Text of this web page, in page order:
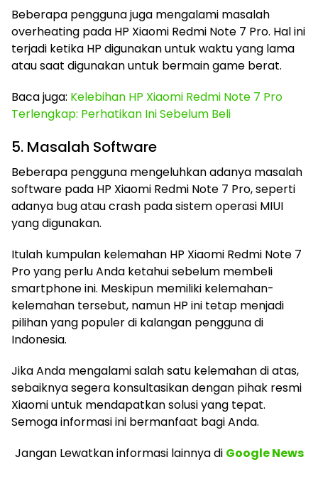
Beberapa pengguna juga mengalami masalah
overheating pada HP Xiaomi Redmi Note 7 Pro. Hal ini
terjadi ketika HP digunakan untuk waktu yang lama
atau saat digunakan untuk bermain game berat.
Baca juga: Kelebihan HP Xiaomi Redmi Note 7 Pro
Terlengkap: Perhatikan Ini Sebelum Beli
5. Masalah Software
Beberapa pengguna mengeluhkan adanya masalah
software pada HP Xiaomi Redmi Note 7 Pro, seperti
adanya bug atau crash pada sistem operasi MIUI
yang digunakan.
Itulah kumpulan kelemahan HP Xiaomi Redmi Note 7
Pro yang perlu Anda ketahui sebelum membeli
smartphone ini. Meskipun memiliki kelemahan-
kelemahan tersebut, namun HP ini tetap menjadi
pilihan yang populer di kalangan pengguna di
Indonesia.
Jika Anda mengalami salah satu kelemahan di atas,
sebaiknya segera konsultasikan dengan pihak resmi
Xiaomi untuk mendapatkan solusi yang tepat.
Semoga informasi ini bermanfaat bagi Anda.
Jangan Lewatkan informasi lainnyadi Google News